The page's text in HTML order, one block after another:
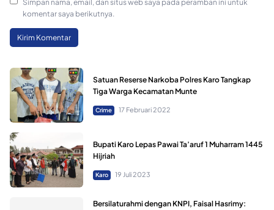
Simpan nama, email, dan situs web saya pada peramban ini untuk
komentar saya berikutnya.
Satuan Reserse Narkoba Polres Karo Tangkap
Tiga Warga Kecamatan Munte
Crime 17 Februari 2022
Bupati Karo Lepas Pawai Ta’aruf 1 Muharram 1445
Hijriah
Karo 19 Juli 2023
Bersilaturahmi dengan KNPI, Faisal Hasrimy: